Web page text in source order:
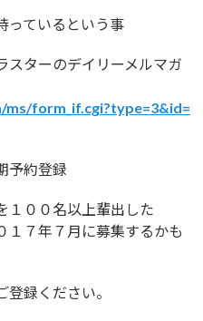
っているという事
ターのデイリーメルマガ
form_if.cgi?type=3&id=
予約登録
００名以上輩出した
７年７月に募集するかも
録ください。